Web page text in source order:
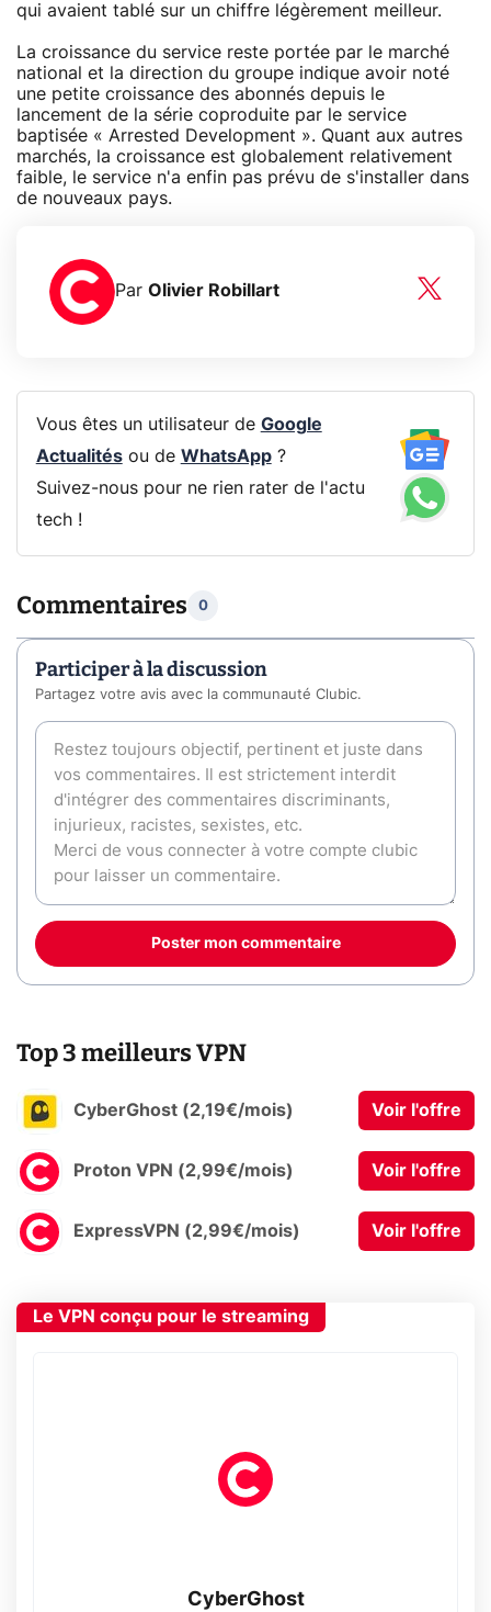
qui avaient tablé sur un chiffre légèrement meilleur.
La croissance du service reste portée par le marché
national et la direction du groupe indique avoir noté
une petite croissance des abonnés depuis le
lancement de la série coproduite par le service
baptisée « Arrested Development ». Quant aux autres
marchés, la croissance est globalement relativement
faible, le service n'a enfin pas prévu de s'installer dans
de nouveaux pays.
Par Olivier Robillart
Vous êtes un utilisateur de Google
Actualitésou de WhatsApp?
Suivez-nous pour ne rien rater de l'actu
tech !
Commentaires 0
Participer à la discussion
Partagez votre avis avec la communauté Clubic.
Poster mon commentaire
Top 3 meilleurs VPN
CyberGhost (2,19€/mois) Voir l'offre
Proton VPN (2,99€/mois) Voir l'offre
ExpressVPN (2,99€/mois) Voir l'offre
Le VPN conçu pour le streaming
CyberGhost